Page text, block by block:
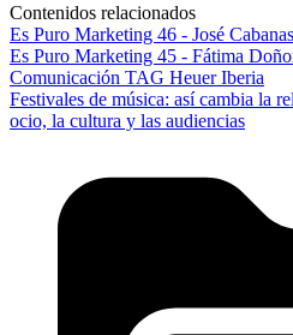
Contenidos relacionados
Es Puro Marketing 46 - José
Es Puro Marketing 45 - Fátima
Comunicación TAG Heuer Iberia
Festivales de música: así cambia la
ocio, la cultura y las audiencias